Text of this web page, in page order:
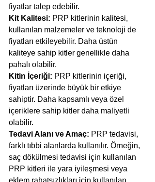
fiyatlar talep edebilir.
Kit Kalitesi: PRP kitlerinin kalitesi,
kullanılan malzemeler ve teknoloji de
fiyatları etkileyebilir. Daha üstün
kaliteye sahip kitler genellikle daha
pahalı olabilir.
Kitin İçeriği: PRP kitlerinin içeriği,
fiyatları üzerinde büyük bir etkiye
sahiptir. Daha kapsamlı veya özel
içeriklere sahip kitler daha maliyetli
olabilir.
Tedavi Alanı ve Amaç: PRP tedavisi,
farklı tıbbi alanlarda kullanılır. Örneğin,
saç dökülmesi tedavisi için kullanılan
PRP kitleri ile yara iyileşmesi veya